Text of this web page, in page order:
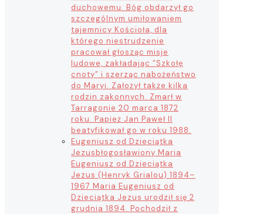
duchowemu. Bóg obdarzył go
szczególnym umiłowaniem
tajemnicy Kościoła, dla
którego niestrudzenie
pracował głosząc misje
ludowe, zakładając “Szkołę
cnoty” i szerząc nabożeństwo
do Maryi. Założył także kilka
rodzin zakonnych. Zmarł w
Tarragonie 20 marca 1872
roku. Papież Jan Paweł II
beatyfikował go w roku 1988.
Eugeniusz od Dzieciątka
Jezusbłogosławiony Maria
Eugeniusz od Dzieciątka
Jezus (Henryk Grialou) 1894–
1967 Maria Eugeniusz od
Dzieciątka Jezus urodził się 2
grudnia 1894. Pochodził z